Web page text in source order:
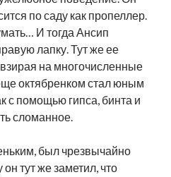
по саду как пропеллер.
И тогда Ансип
лапку. Тут же ее
на многочисленные
октябренком стал юным
с помощью гипса, бинта и
сломанное.
был чрезвычайно
тут же заметил, что